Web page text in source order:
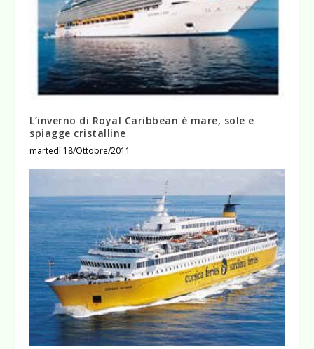
L’inverno di Royal Caribbean è mare, sole e
spiagge cristalline
martedì 18/Ottobre/2011